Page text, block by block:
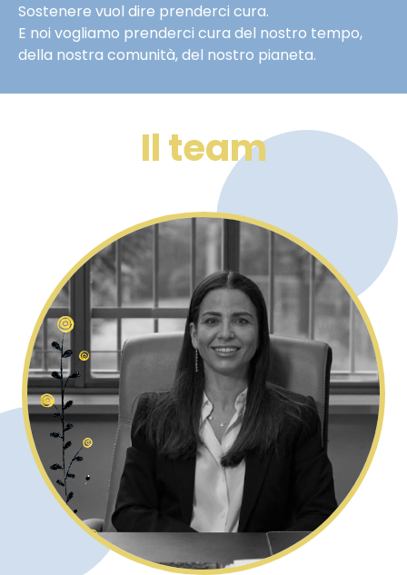
Sostenere vuol dire prenderci cura.
E noi vogliamo prenderci cura del nostro tempo,
della nostra comunità, del nostro pianeta.
Il team